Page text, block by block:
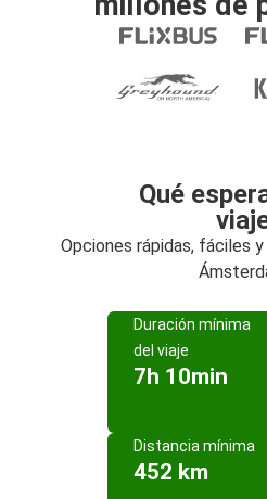
Qué
Opciones rápidas, fáciles
Duración mínima
del viaje
7h 10min
Distancia mínima
452 km